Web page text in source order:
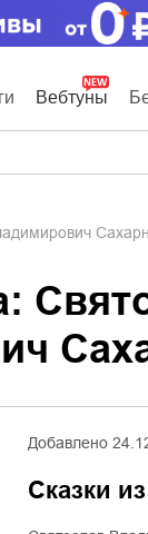
Вебтуны
Добавлено
Сказки